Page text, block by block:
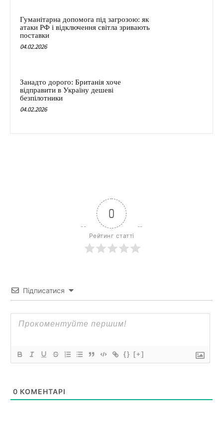
Гуманітарна допомога під загрозою: як
атаки РФ і відключення світла зривають
поставки
04.02.2026
Занадто дорого: Британія хоче
відправити в Україну дешеві
безпілотники
04.02.2026
0
Рейтинг статті
Підписатися
{} [+]
0 КОМЕНТАРІ